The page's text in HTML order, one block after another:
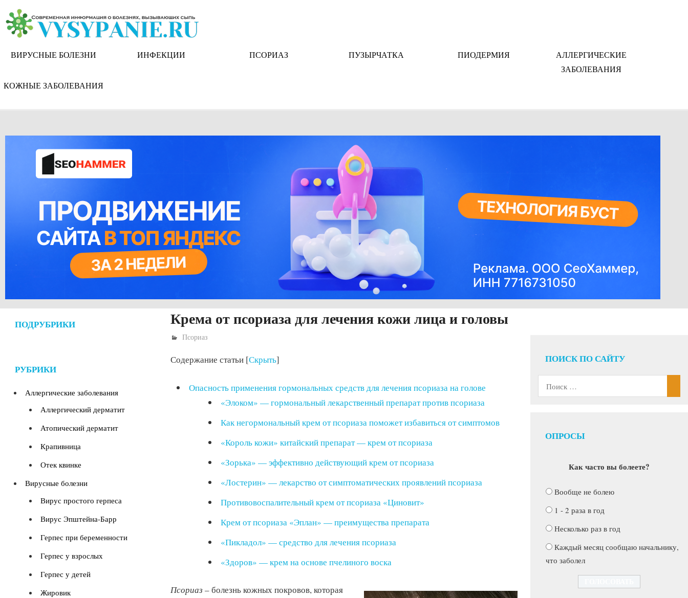
to
content
ВИРУСНЫЕ БОЛЕЗНИ ИНФЕКЦИИ ПСОРИАЗ ПУЗЫРЧАТКА ПИОДЕРМИЯ
АЛЛЕРГИЧЕСКИЕ
ЗАБОЛЕВАНИЯ
КОЖНЫЕ ЗАБОЛЕВАНИЯ
Крема от псориаза для лечения кожи лица и головы
Псориаз
Содержание статьи [Скрыть]
Опасность применения гормональных средств для лечения псориаза на голове
«Элоком» — гормональный лекарственный препарат против псориаза
Как негормональный крем от псориаза поможет избавиться от симптомов
«Король кожи» китайский препарат — крем от псориаза
«Зорька» — эффективно действующий крем от псориаза
«Лостерин» — лекарство от симптоматических проявлений псориаза
Противовоспалительный крем от псориаза «Циновит»
Крем от псориаза «Эплан» — преимущества препарата
«Пикладол» — средство для лечения псориаза
«Здоров» — крем на основе пчелиного воска
Псориаз– болезнь кожных покровов, которая
ПОДРУБРИКИ
РУБРИКИ
Аллергические заболевания
Аллергический дерматит
Атопический дерматит
Крапивница
Отек квинке
Вирусные болезни
Вирус простого герпеса
Вирус Эпштейна-Барр
Герпес при беременности
Герпес у взрослых
Герпес у детей
Жировик
ПОИСК ПО САЙТУ
ОПРОСЫ
Как часто вы болеете?
Вообще не болею
1 - 2 раза в год
Несколько раз в год
Каждый месяц сообщаю начальнику,
что заболел